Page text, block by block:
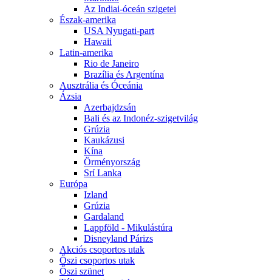
Az Indiai-óceán szigetei
Észak-amerika
USA Nyugati-part
Hawaii
Latin-amerika
Rio de Janeiro
Brazília és Argentína
Ausztrália és Óceánia
Ázsia
Azerbajdzsán
Bali és az Indonéz-szigetvilág
Grúzia
Kaukázusi
Kína
Örményország
Srí Lanka
Európa
Izland
Grúzia
Gardaland
Lappföld - Mikulástúra
Disneyland Párizs
Akciós csoportos utak
Őszi csoportos utak
Őszi szünet